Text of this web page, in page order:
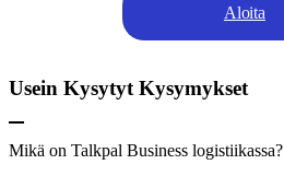
Aloita
Usein Kysytyt Kysymykset
Mikä on Talkpal Business logistiikassa?